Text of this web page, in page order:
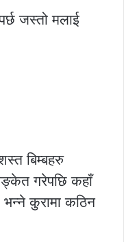
जस्तो मलाई
बिम्बहरु
गरेपछि कहाँ
कुरामा कठिन